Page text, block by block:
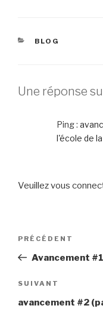
CATÉGORIES
BLOG
Une réponse
Ping :
l'école de
Veuillez vous
Navigation
l’article
Article
précédent
PRÉCÉDENT
Avancement #1
Article
suivant
SUIVANT
avancement #2